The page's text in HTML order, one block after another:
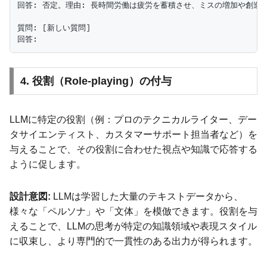
回答: 否定。理由: 長時間労働は疲労を蓄積させ、ミスの増加や創造
質問: [新しい質問]
4. 役割（Role-playing）の付与
LLMに特定の役割（例：プロのテクニカルライター、デー
タサイエンティスト、カスタマーサポート担当者など）を
与えることで、その役割に合わせた視点や知識で応答する
ように促します。
設計意図: LLMは学習した大量のテキストデータから、
様々な「ペルソナ」や「文体」を模倣できます。役割を与
えることで、LLMの思考が特定の知識領域や表現スタイル
に収束し、より専門的で一貫性のある出力が得られます。